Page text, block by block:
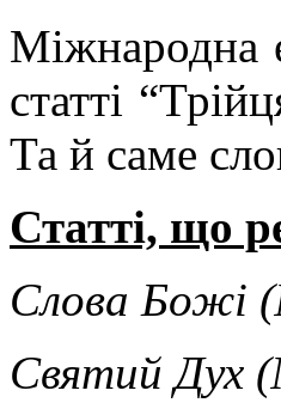
Міжнародна
статті
Та й саме
Статті, що
Слова Божі
Святий Дух